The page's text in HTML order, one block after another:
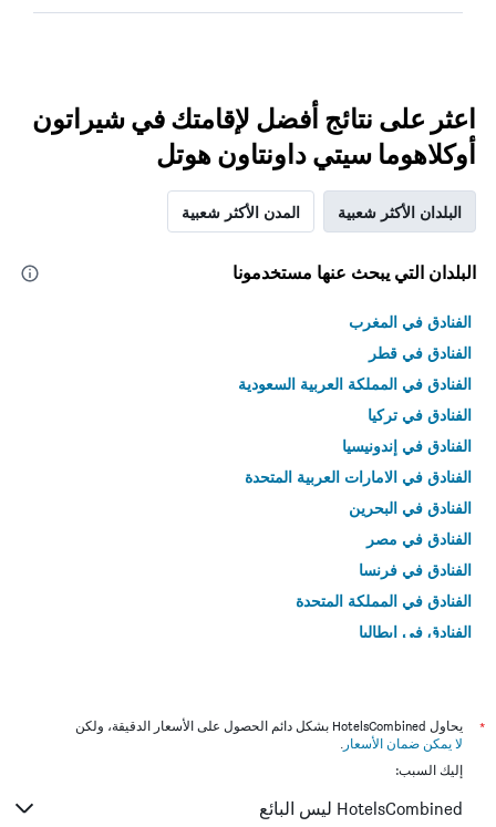
اعثر على نتائج أفضل لإقامتك في شيراتون
أوكلاهوما سيتي داونتاون هوتل
البلدان الأكثر شعبية المدن الأكثر شعبية
البلدان التي يبحث عنها مستخدمونا
الفنادق في المغرب
الفنادق في قطر
الفنادق في المملكة العربية السعودية
الفنادق في تركيا
الفنادق في إندونيسيا
الفنادق في الامارات العربية المتحدة
الفنادق في البحرين
الفنادق في مصر
الفنادق في فرنسا
الفنادق في المملكة المتحدة
الفنادق في إيطاليا
*
يحاول HotelsCombined بشكل دائم الحصول على الأسعار الدقيقة، ولكن
لا يمكن ضمان الأسعار .
إليك السبب:
HotelsCombined ليس البائع